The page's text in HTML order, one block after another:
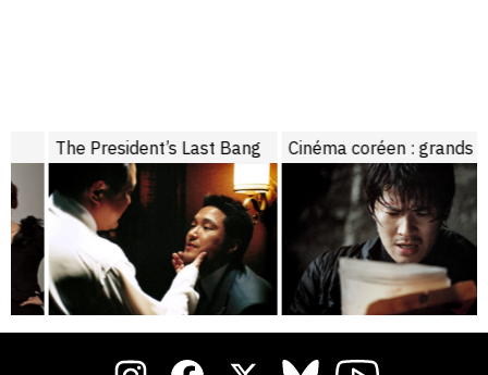
The President’s Last Bang Cinéma coréen : grands cinéastes d’hier et d’aujourd’hui